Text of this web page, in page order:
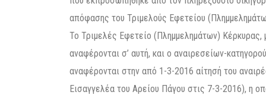
απόφασης του Τριμελούς Εφετείου
Το Τριμελές Εφετείο (Πλημμελημάτων)
αναφέρονται σ’ αυτή, και ο αναιρεσείων-
αναφέρονται στην από 1-3-2016 αίτησή του
Εισαγγελέα του Αρείου Πάγου στις 7-3-2016), η